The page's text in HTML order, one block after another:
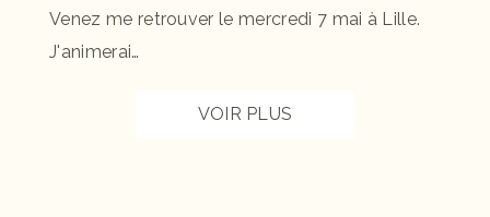
Venez me retrouver le mercredi 7 mai à Lille.
J'animerai…
VOIR PLUS